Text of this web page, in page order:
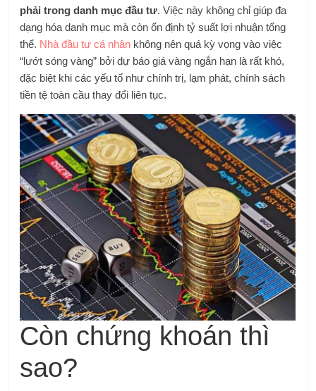
phải trong danh mục đầu tư. Việc này không chỉ giúp đa
dạng hóa danh mục mà còn ổn định tỷ suất lợi nhuận tổng
thể. Nhà đầu tư cá nhân không nên quá kỳ vọng vào việc
“lướt sóng vàng” bởi dự báo giá vàng ngắn hạn là rất khó,
đặc biệt khi các yếu tố như chính trị, lạm phát, chính sách
tiền tệ toàn cầu thay đổi liên tục.
Còn chứng khoán thì
sao?